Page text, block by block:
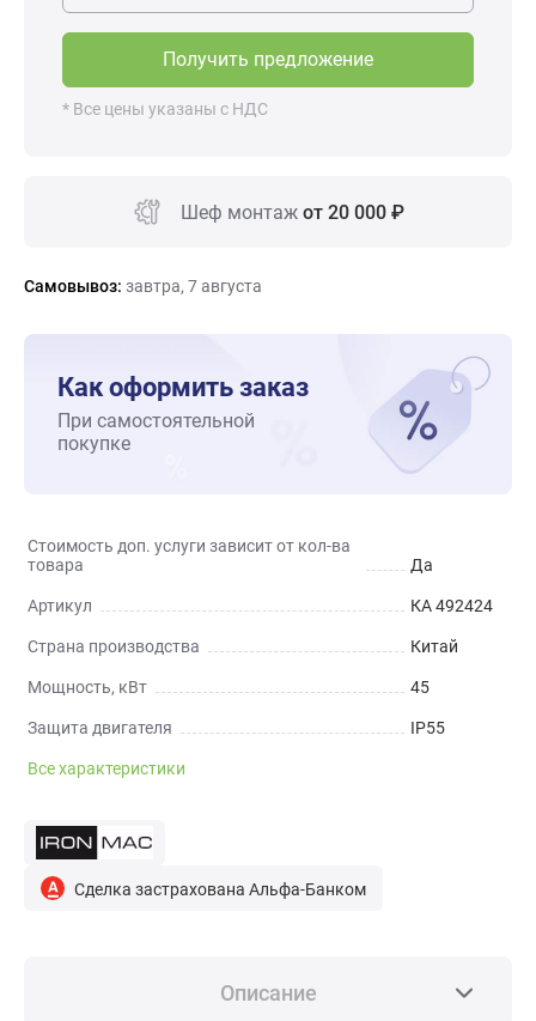
Получить предложение
* Все цены указаны с НДС
Шеф монтаж от 20 000 ₽
Самовывоз: завтра, 7 августа
Как оформить заказ
При самостоятельной
покупке
Стоимость доп. услуги зависит от кол-ва
товара
Да
Артикул КА 492424
Страна производства Китай
Мощность, кВт 45
Защита двигателя IP55
Все характеристики
Сделка застрахована Альфа-Банком
Описание